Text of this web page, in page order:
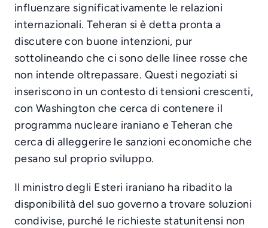
influenzare significativamente le relazioni
internazionali. Teheran si è detta pronta a
discutere con buone intenzioni, pur
sottolineando che ci sono delle linee rosse che
non intende oltrepassare. Questi negoziati si
inseriscono in un contesto di tensioni crescenti,
con Washington che cerca di contenere il
programma nucleare iraniano e Teheran che
cerca di alleggerire le sanzioni economiche che
pesano sul proprio sviluppo.
Il ministro degli Esteri iraniano ha ribadito la
disponibilità del suo governo a trovare soluzioni
condivise, purché le richieste statunitensi non